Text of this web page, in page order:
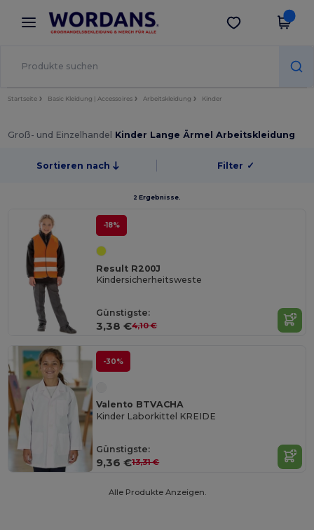
× Wordans App
Bessere Preise in der App!
App holen
Startseite Basic Kleidung | Accessoires Arbeitskleidung Kinder
Groß- und Einzelhandel Kinder Lange Ärmel Arbeitskleidung
Sortieren nach Filter ✓
2 Ergebnisse.
-18%
Result R200J
Kindersicherheitsweste
Günstigste:
3,38 €4,10 €
-30%
Valento BTVACHA
Kinder Laborkittel KREIDE
Günstigste:
9,36 €13,31 €
Alle Produkte Anzeigen.